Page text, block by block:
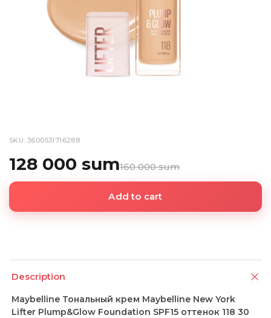
SKU: 3600531716288
128 000 sum160 000 sum
Add to cart
Description
Maybelline Тональный крем Maybelline New York
Lifter Plump&Glow Foundation SPF15 оттенок 118 30